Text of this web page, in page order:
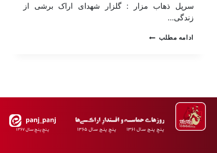
سرپل ذهاب مزار : گلزار شهدای اراک برشی از
زندگی…
ادامه مطلب
پـنجِ پنـج سـال ۱۳۶۱ پـنجِ پنـج سـال ۱۳۶۵ پـنجِ پنـجِ سـال ۱۳۶۷